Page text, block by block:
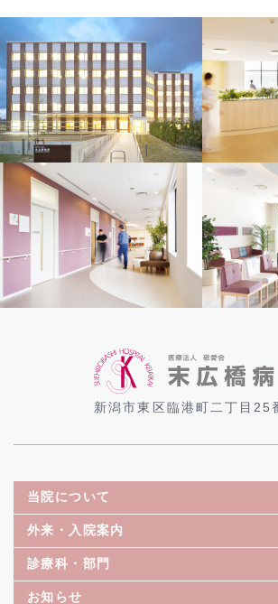
新潟市東区臨港町二丁目25
当院について
外来・入院案内
診療科・部門
お知らせ